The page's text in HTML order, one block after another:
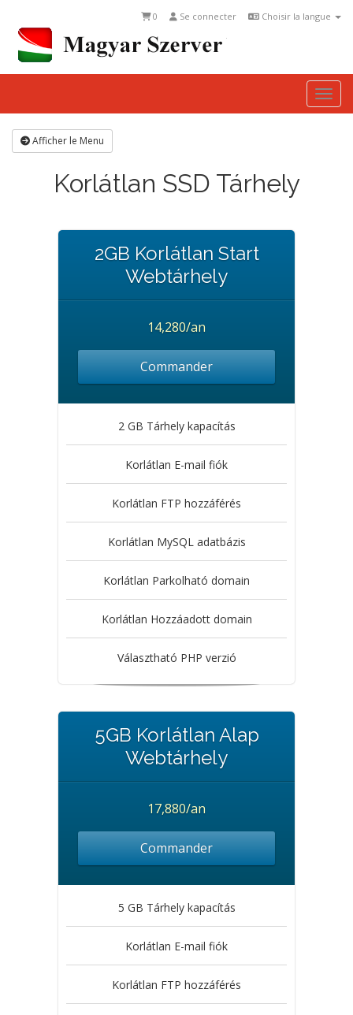
Choisir la langue
Se connecter
0
Afficher le Menu
Korlátlan SSD Tárhely
2GB Korlátlan Start
Webtárhely
14,280/an
Commander
2 GB Tárhely kapacítás
Korlátlan E-mail fiók
Korlátlan FTP hozzáférés
Korlátlan MySQL adatbázis
Korlátlan Parkolható domain
Korlátlan Hozzáadott domain
Választható PHP verzió
5GB Korlátlan Alap
Webtárhely
17,880/an
Commander
5 GB Tárhely kapacítás
Korlátlan E-mail fiók
Korlátlan FTP hozzáférés